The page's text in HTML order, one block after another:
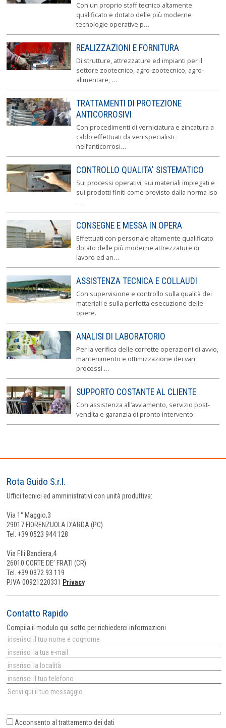
Con un proprio staff tecnico altamente
qualificato e dotato delle più moderne
tecnologie operative p…
REALIZZAZIONI E FORNITURA
Di strutture, attrezzature ed impianti per il
settore zootecnico, agro-zootecnico, agro-
alimentare, …
TRATTAMENTI DI PROTEZIONE
ANTICORROSIVI
Con procedimenti di verniciatura e zincatura a
caldo effettuati da veri specialisti
nell’anticorrosi…
CONTROLLO QUALITA' SISTEMATICO
Sui processi operativi, sui materiali impiegati e
sui prodotti finiti come previsto dalla norma iso
…
CONSEGNE E MESSA IN OPERA
Effettuati con personale altamente qualificato
dotato delle più moderne attrezzature di
lavoro ed an…
ASSISTENZA TECNICA E COLLAUDI
Con supervisione e controllo sulla qualità dei
materiali e sulla perfetta esecuzione delle
opere.
ANALISI DI LABORATORIO
Per la verifica delle corrette operazioni di avvio,
mantenimento e ottimizzazione dei vari
processi …
SUPPORTO COSTANTE AL CLIENTE
Con assistenza all’avviamento, servizio post-
vendita e garanzia di pronto intervento.
Rota Guido S.r.l.
Uffici tecnici ed amministrativi con unità produttiva:
Via 1° Maggio,3
29017 FIORENZUOLA D’ARDA (PC)
Tel. +39 0523 944 128
Via F.lli Bandiera,4
26010 CORTE DE’ FRATI (CR)
Tel. +39 0372 93 119
P.IVA 00921220331 Privacy
Contatto Rapido
Compila il modulo qui sotto per richiederci informazioni
Acconsento altrattamento dei dati